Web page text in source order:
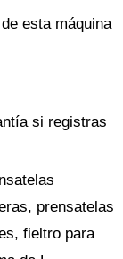
esta máquina
si registras
prensatelas
fieltro para